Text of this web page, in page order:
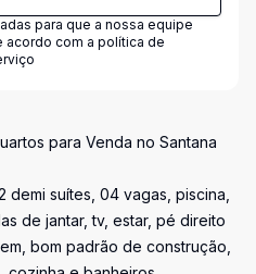
para que a nossa equipe
acordo com a política de
para Venda no Santana
demi suítes, 04 vagas, piscina,
de jantar, tv, estar, pé direito
bom padrão de construção,